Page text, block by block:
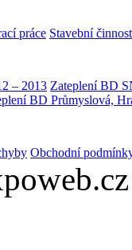
práce Stavební činnost
– 2013 Zateplení BD
BD Průmyslová,
Obchodní